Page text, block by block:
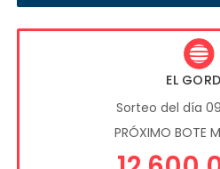
EL
Sorteo del día
PRÓXIMO BOTE